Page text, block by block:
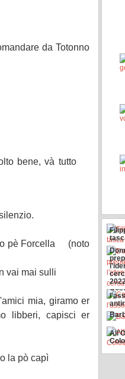
da Totonno
bene, và tutto
pè Forcella (noto
vai mai sulli
mia, giramo er
libberi, capisci er
la pò capì